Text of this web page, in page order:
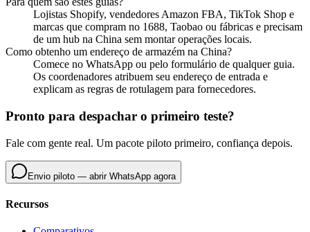
Lojistas Shopify, vendedores Amazon FBA, TikTok Shop e
marcas que compram no 1688, Taobao ou fábricas e precisam
de um hub na China sem montar operações locais.
Como obtenho um endereço de armazém na China?
Comece no WhatsApp ou pelo formulário de qualquer guia.
Os coordenadores atribuem seu endereço de entrada e
explicam as regras de rotulagem para fornecedores.
Pronto para despachar o primeiro teste?
Fale com gente real. Um pacote piloto primeiro, confiança depois.
Envio piloto — abrir WhatsApp agora
Recursos